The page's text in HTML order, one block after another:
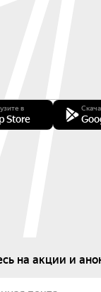
в
Store
на акции и